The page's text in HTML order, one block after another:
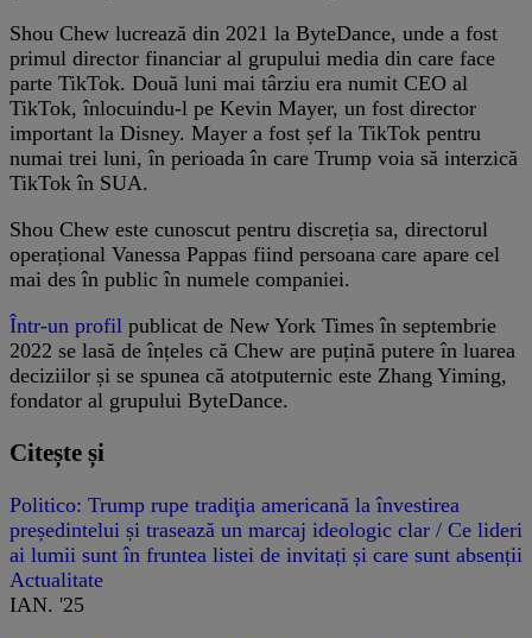
Shou Chew lucrează din 2021 la ByteDance, unde a fost
primul director financiar al grupului media din care face
parte TikTok. Două luni mai târziu era numit CEO al
TikTok, înlocuindu-l pe Kevin Mayer, un fost director
important la Disney. Mayer a fost șef la TikTok pentru
numai trei luni, în perioada în care Trump voia să interzică
TikTok în SUA.
Shou Chew este cunoscut pentru discreția sa, directorul
operațional Vanessa Pappas fiind persoana care apare cel
mai des în public în numele companiei.
Într-un profil publicat de New York Times în septembrie
2022 se lasă de înțeles că Chew are puțină putere în luarea
deciziilor și se spunea că atotputernic este Zhang Yiming,
fondator al grupului ByteDance.
Citește și
Politico: Trump rupe tradiţia americană la învestirea
președintelui și trasează un marcaj ideologic clar / Ce lideri
ai lumii sunt în fruntea listei de invitați și care sunt absenții
Actualitate
IAN. '25